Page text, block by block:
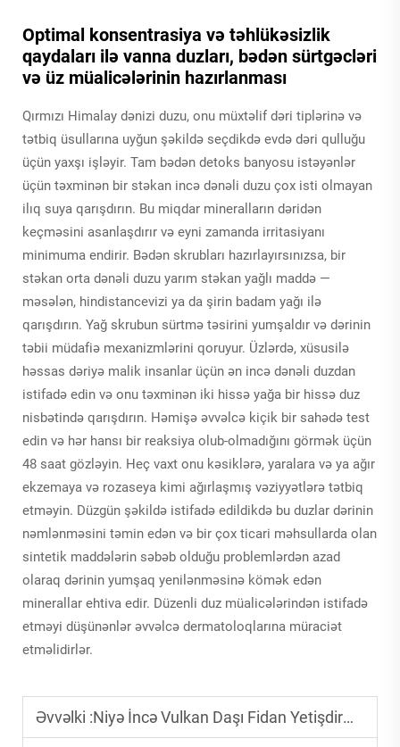
Optimal konsentrasiya və təhlükəsizlik
qaydaları ilə vanna duzları, bədən sürtgəcləri
və üz müalicələrinin hazırlanması
Qırmızı Himalay dənizi duzu, onu müxtəlif dəri tiplərinə və
tətbiq üsullarına uyğun şəkildə seçdikdə evdə dəri qulluğu
üçün yaxşı işləyir. Tam bədən detoks banyosu istəyənlər
üçün təxminən bir stəkan incə dənəli duzu çox isti olmayan
ilıq suya qarışdırın. Bu miqdar mineralların dəridən
keçməsini asanlaşdırır və eyni zamanda irritasiyanı
minimuma endirir. Bədən skrubları hazırlayırsınızsa, bir
stəkan orta dənəli duzu yarım stəkan yağlı maddə —
məsələn, hindistancevizi ya da şirin badam yağı ilə
qarışdırın. Yağ skrubun sürtmə təsirini yumşaldır və dərinin
təbii müdafiə mexanizmlərini qoruyur. Üzlərdə, xüsusilə
həssas dəriyə malik insanlar üçün ən incə dənəli duzdan
istifadə edin və onu təxminən iki hissə yağa bir hissə duz
nisbətində qarışdırın. Həmişə əvvəlcə kiçik bir sahədə test
edin və hər hansı bir reaksiya olub-olmadığını görmək üçün
48 saat gözləyin. Heç vaxt onu kəsiklərə, yaralara və ya ağır
ekzemaya və rozaseya kimi ağırlaşmış vəziyyətlərə tətbiq
etməyin. Düzgün şəkildə istifadə edildikdə bu duzlar dərinin
nəmlənməsini təmin edən və bir çox ticari məhsullarda olan
sintetik maddələrin səbəb olduğu problemlərdən azad
olaraq dərinin yumşaq yenilənməsinə kömək edən
minerallar ehtiva edir. Düzenli duz müalicələrindən istifadə
etməyi düşünənlər əvvəlcə dermatoloqlarına müraciət
etməlidirlər.
Əvvəlki :Niyə İncə Vulkan Daşı Fidan Yetişdirmə və Akvarium Filtrasiyası üçün İdealdir